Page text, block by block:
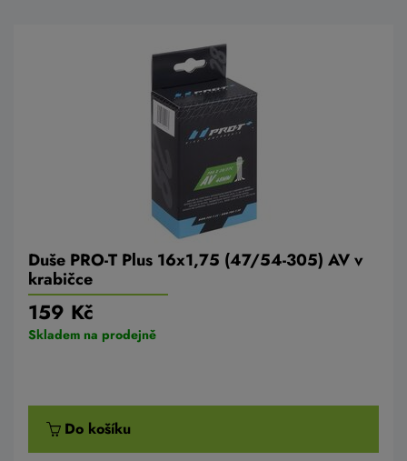
Duše PRO-T Plus 16x1,75 (47/54-305) AV v
krabičce
159 Kč
Skladem na prodejně
Do košíku